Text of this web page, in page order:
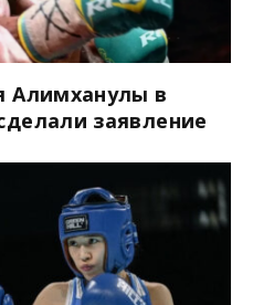
Алимханулы в
заявление